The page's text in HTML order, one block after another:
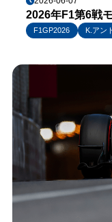
2026年F1第6戦
F1GP2026 K.アン